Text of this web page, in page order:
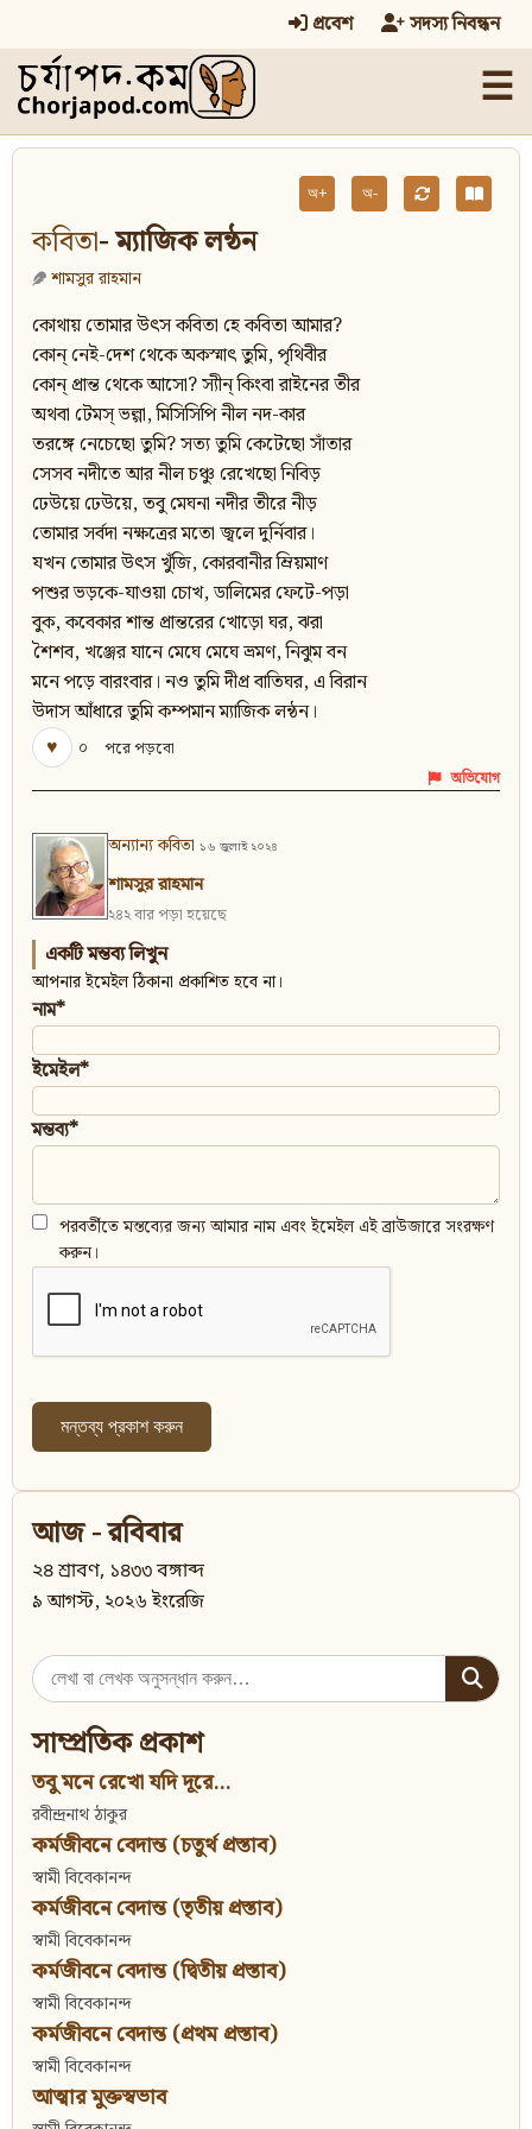
প্রবেশ সদস্য নিবন্ধন
☰
অ+ অ-
কবিতা- ম্যাজিক লন্ঠন
শামসুর রাহমান
কোথায় তোমার উৎস কবিতা হে কবিতা আমার?
কোন্‌ নেই-দেশ থেকে অকস্মাৎ তুমি, পৃথিবীর
কোন্‌ প্রান্ত থেকে আসো? স্যীন্‌ কিংবা রাইনের তীর
অথবা টেমস্‌ ভল্গা, মিসিসিপি নীল নদ-কার
তরঙ্গে নেচেছো তুমি? সত্য তুমি কেটেছো সাঁতার
সেসব নদীতে আর নীল চঞ্চু রেখেছো নিবিড়
ঢেউয়ে ঢেউয়ে, তবু মেঘনা নদীর তীরে নীড়
তোমার সর্বদা নক্ষত্রের মতো জ্বলে দুর্নিবার।
যখন তোমার উৎস খুঁজি, কোরবানীর ম্রিয়মাণ
পশুর ভড়কে-যাওয়া চোখ, ডালিমের ফেটে-পড়া
বুক, কবেকার শান্ত প্রান্তরের খোড়ো ঘর, ঝরা
শৈশব, খঞ্জের যানে মেঘে মেঘে ভ্রমণ, নিঝুম বন
মনে পড়ে বারংবার। নও তুমি দীপ্র বাতিঘর, এ বিরান
উদাস আঁধারে তুমি কম্পমান ম্যাজিক লন্ঠন।
♥
০ পরে পড়বো
অভিযোগ
অন্যান্য কবিতা ১৬ জুলাই ২০২৪
শামসুর রাহমান
২৪২ বার পড়া হয়েছে
একটি মন্তব্য লিখুন
আপনার ইমেইল ঠিকানা প্রকাশিত হবে না।
নাম*
ইমেইল*
মন্তব্য*
পরবর্তীতে মন্তব্যের জন্য আমার নাম এবং ইমেইল এই ব্রাউজারে সংরক্ষণ
করুন।
আজ - রবিবার
২৪ শ্রাবণ, ১৪৩৩ বঙ্গাব্দ
৯ আগস্ট, ২০২৬ ইংরেজি
Search
for:
সাম্প্রতিক প্রকাশ
তবু মনে রেখো যদি দূরে...
রবীন্দ্রনাথ ঠাকুর
কর্মজীবনে বেদান্ত (চতুর্থ প্রস্তাব)
স্বামী বিবেকানন্দ
কর্মজীবনে বেদান্ত (তৃতীয় প্রস্তাব)
স্বামী বিবেকানন্দ
কর্মজীবনে বেদান্ত (দ্বিতীয় প্রস্তাব)
স্বামী বিবেকানন্দ
কর্মজীবনে বেদান্ত (প্রথম প্রস্তাব)
স্বামী বিবেকানন্দ
আত্মার মুক্তস্বভাব